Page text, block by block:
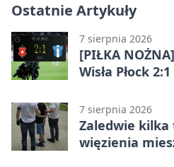
Ostatnie Artykuły
7 sierpnia 2026
[PIŁKA
Wisła Płock
rozstrzygnęli
7 sierpnia 2026
Zaledwie kilka
więzienia